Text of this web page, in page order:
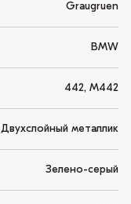
Graugruen
BMW
442, M442
Двухслойный металлик
Зелено-серый